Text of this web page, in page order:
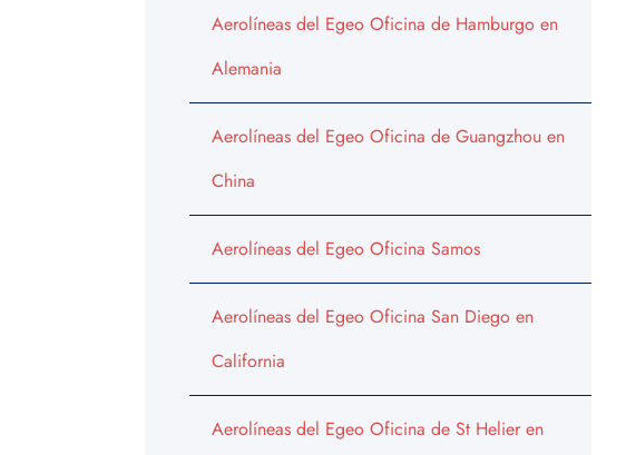
Aerolíneas del Egeo Oficina de Hamburgo en
Alemania
Aerolíneas del Egeo Oficina de Guangzhou en
China
Aerolíneas del Egeo Oficina Samos
Aerolíneas del Egeo Oficina San Diego en
California
Aerolíneas del Egeo Oficina de St Helier en